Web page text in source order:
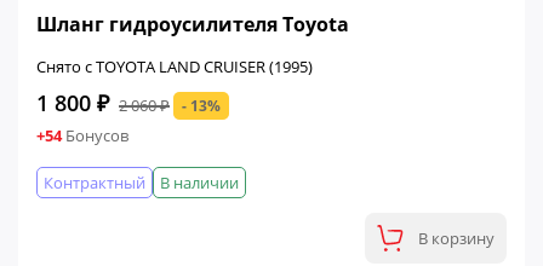
Шланг гидроусилителя Toyota
Снято с TOYOTA LAND CRUISER (1995)
1 800 ₽ 2 060 ₽ - 13%
+54Бонусов
В наличии
Контрактный
В корзину